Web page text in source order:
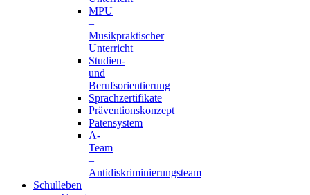
MPU
–
Musikpraktischer
Unterricht
Studien-
und
Berufsorientierung
Sprachzertifikate
Präventionskonzept
Patensystem
A-
Team
–
Antidiskriminierungsteam
Schulleben